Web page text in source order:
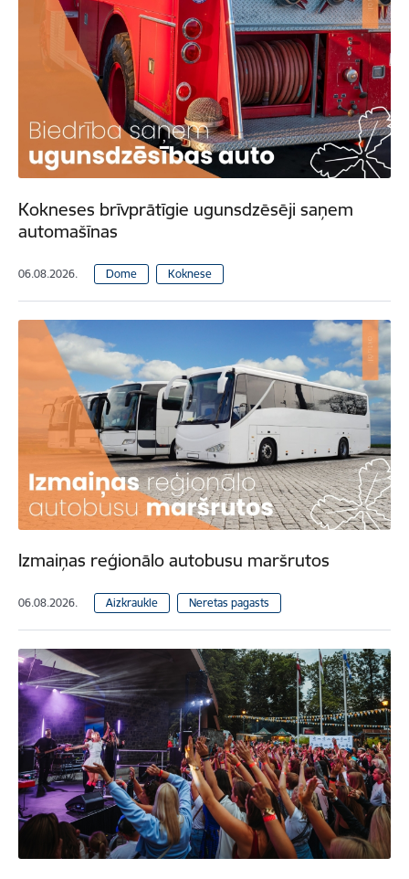
Kokneses brīvprātīgie ugunsdzēsēji saņem
automašīnas
06.08.2026. Dome Koknese
Izmaiņas reģionālo autobusu maršrutos
06.08.2026. Aizkraukle Neretas pagasts